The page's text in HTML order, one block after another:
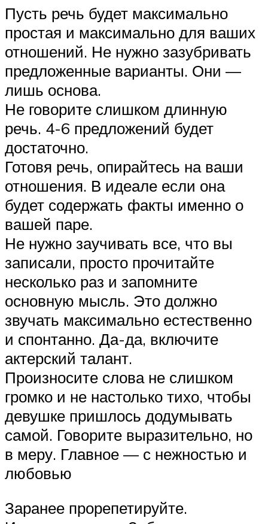
Пусть речь будет максимально
простая и максимально для ваших
отношений. Не нужно зазубривать
предложенные варианты. Они —
лишь основа.
Не говорите слишком длинную
речь. 4-6 предложений будет
достаточно.
Готовя речь, опирайтесь на ваши
отношения. В идеале если она
будет содержать факты именно о
вашей паре.
Не нужно заучивать все, что вы
записали, просто прочитайте
несколько раз и запомните
основную мысль. Это должно
звучать максимально естественно
и спонтанно. Да-да, включите
актерский талант.
Произносите слова не слишком
громко и не настолько тихо, чтобы
девушке пришлось додумывать
самой. Говорите выразительно, но
в меру. Главное — с нежностью и
любовью
Заранее прорепетируйте.